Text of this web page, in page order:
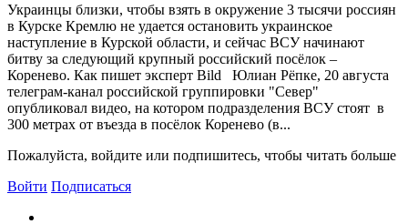
Украинцы близки, чтобы взять в окружение 3 тысячи россиян
в Курске Кремлю не удается остановить украинское
наступление в Курской области, и сейчас ВСУ начинают
битву за следующий крупный российский посёлок –
Коренево. Как пишет эксперт Bild Юлиан Рёпке, 20 августа
телеграм-канал российской группировки "Север"
опубликовал видео, на котором подразделения ВСУ стоят в
300 метрах от въезда в посёлок Коренево (в...
Пожалуйста, войдите или подпишитесь, чтобы читать больше
Войти Подписаться